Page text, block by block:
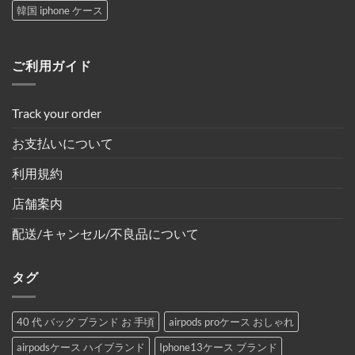
韓国 iphone ケース
ご利用ガイド
Track your order
お支払いについて
利用規約
店舗案内
配送/キャンセル/不良品について
タグ
40 代 バッグ ブランド お 手頃
airpods proケース おしゃれ
airpodsケース ハイブランド
Iphone13ケース ブランド